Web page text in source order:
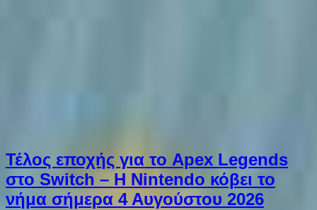
Τέλος εποχής για το Apex Legends
στο Switch – Η Nintendo κόβει το
νήμα σήμερα 4 Αυγούστου 2026